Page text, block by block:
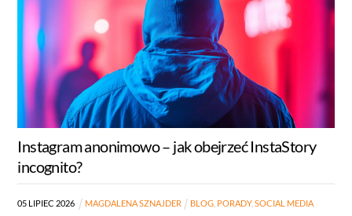
Instagram anonimowo – jak obejrzeć InstaStory
incognito?
05 LIPIEC 2026 MAGDALENA SZNAJDER BLOG, PORADY, SOCIAL MEDIA